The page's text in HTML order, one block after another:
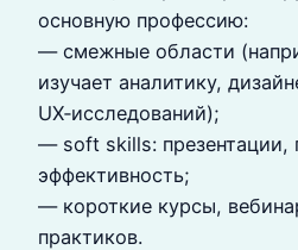
основную профессию:
— смежные области
изучает аналитику,
UX‑исследований);
— soft skills: презентации,
эффективность;
— короткие курсы,
практиков.